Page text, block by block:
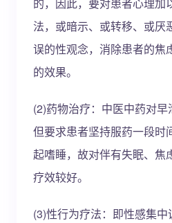
法，或暗示、或转移、或厌
误的性观念，消除患者的焦
的效果。
(2)药物治疗：中医中药对早
但要求患者坚持服药一段时
起嗜睡，故对伴有失眠、焦
疗效较好。
(3)性行为疗法：即性感集